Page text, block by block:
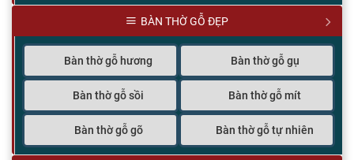
BÀN THỜ GỖ ĐẸP
Bàn thờ gỗ hương Bàn thờ gỗ gụ
Bàn thờ gỗ sồi Bàn thờ gỗ mít
Bàn thờ gỗ gõ Bàn thờ gỗ tự nhiên